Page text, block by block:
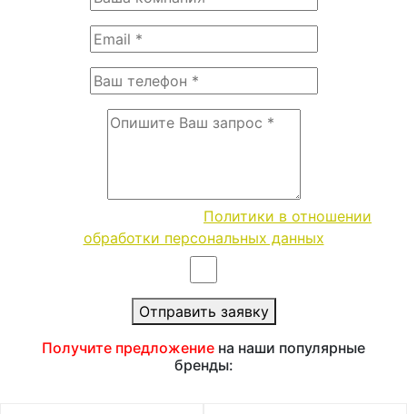
Политики в отношении
обработки персональных данных
Отправить заявку
Получите предложение на наши популярные
бренды: